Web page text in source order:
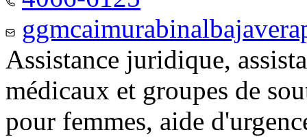
Assistance juridique,
médicaux et groupes de
pour femmes, aide